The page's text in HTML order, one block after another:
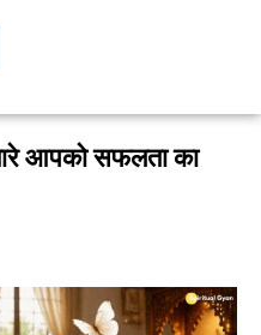
आपको सफलता का